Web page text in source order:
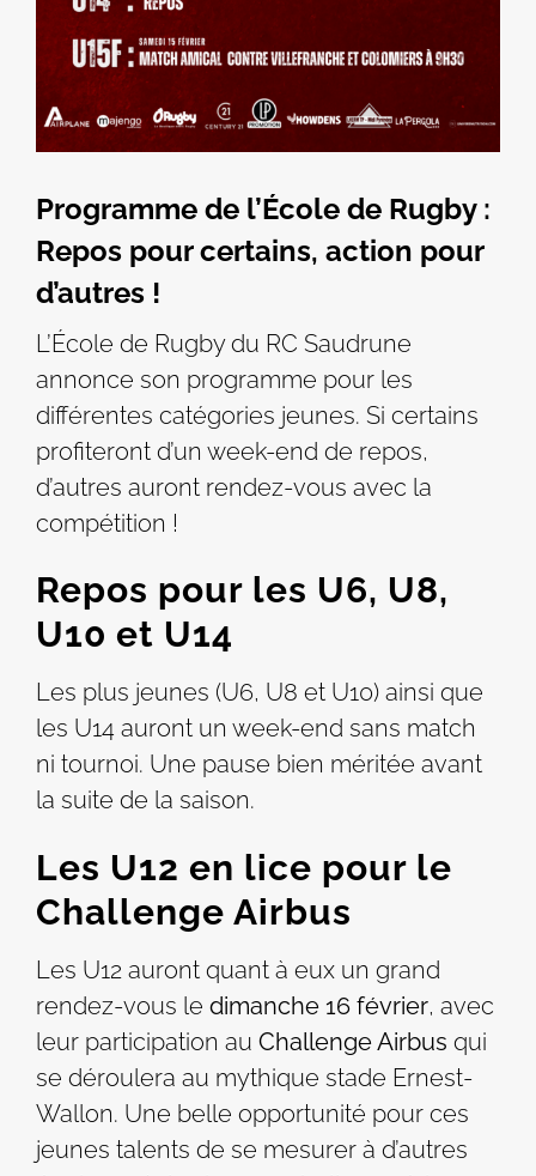
Programme de l’École de Rugby :
Repos pour certains, action pour
d’autres !
L’École de Rugby du RC Saudrune
annonce son programme pour les
différentes catégories jeunes. Si certains
profiteront d’un week-end de repos,
d’autres auront rendez-vous avec la
compétition !
Repos pour les U6, U8,
U10 et U14
Les plus jeunes (U6, U8 et U10) ainsi que
les U14 auront un week-end sans match
ni tournoi. Une pause bien méritée avant
la suite de la saison.
Les U12 en lice pour le
Challenge Airbus
Les U12 auront quant à eux un grand
rendez-vous le dimanche 16 février, avec
leur participation au Challenge Airbus qui
se déroulera au mythique stade Ernest-
Wallon. Une belle opportunité pour ces
jeunes talents de se mesurer à d’autres